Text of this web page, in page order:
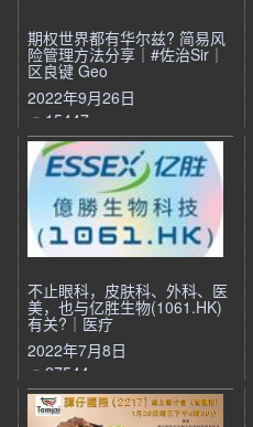
期权世界都有华尔兹? 简易风
险管理方法分享｜#佐治Sir｜
区良键 Geo
2022年9月26日
15447
不止眼科，皮肤科、外科、医
美，也与亿胜生物(1061.HK)
有关?｜医疗
2022年7月8日
27544